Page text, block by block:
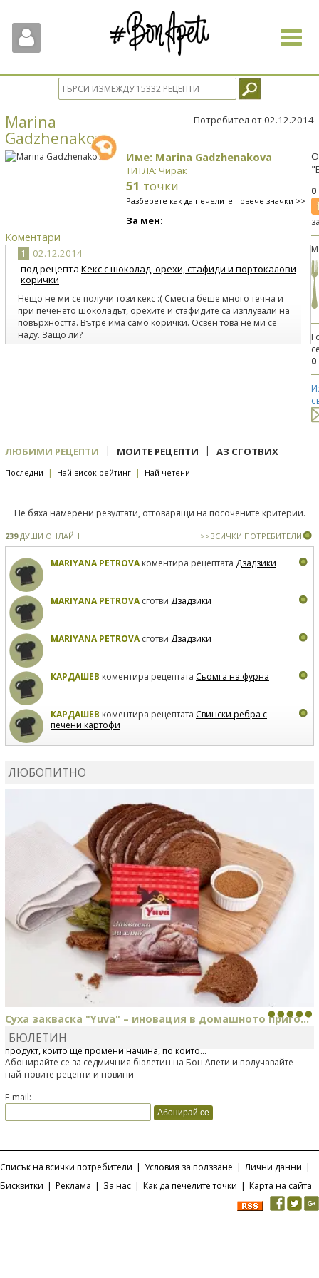
Toggle
Marina
Gadzhenakova
Потребител от 02.12.2014
Име: Marina Gadzhenakova
ТИТЛА: Чирак
51 точки
Разберете как да печелите повече значки >>
За мен:
Коментари
1
02.12.2014
под рецепта Кекс с шоколад, орехи, стафиди и портокалови
корички
Нещо не ми се получи този кекс :( Сместа беше много течна и
при печенето шоколадът, орехите и стафидите са изплували на
повърхността. Вътре има само корички. Освен това не ми се
наду. Защо ли?
0
ЛЮБИМИ РЕЦЕПТИ | МОИТЕ РЕЦЕПТИ | АЗ СГОТВИХ
Последни | Най-висок рейтинг | Най-четени
Не бяха намерени резултати, отговарящи на посочените критерии.
239ДУШИ ОНЛАЙН >>ВСИЧКИ ПОТРЕБИТЕЛИ
MARIYANA PETROVAкоментира рецептата Дзадзики
MARIYANA PETROVAсготви Дзадзики
MARIYANA PETROVAсготви Дзадзики
КАРДАШЕВ коментира рецептата Сьомга на фурна
КАРДАШЕВ коментира рецептата Свински ребра с
печени картофи
ЛЮБОПИТНО
Суха закваска "Yuva" – иновация в домашното приго...
Отскоро Лесафр България стартира предлагането на изцяло нов
продукт, който ще промени начина, по който...
БЮЛЕТИН
Абонирайте се за седмичния бюлетин на Бон Апети и получавайте
най-новите рецепти и новини
E-mail:
Списък на всички потребители | Условия за ползване | Лични данни |
Бисквитки | Реклама | За нас | Как да печелите точки | Карта на сайта